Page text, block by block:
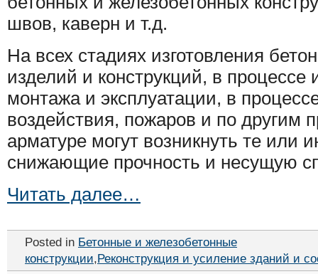
швов, каверн и т.д.
На всех стадиях изготовления
изделий и конструкций, в процессе
монтажа и эксплуатации, в
воздействия, пожаров и по другим
арматуре могут возникнуть те или
снижающие прочность и несущую
Читать далее…
Posted in Бетонные и железобетонные
конструкции,Реконструкция и усиление зданий и